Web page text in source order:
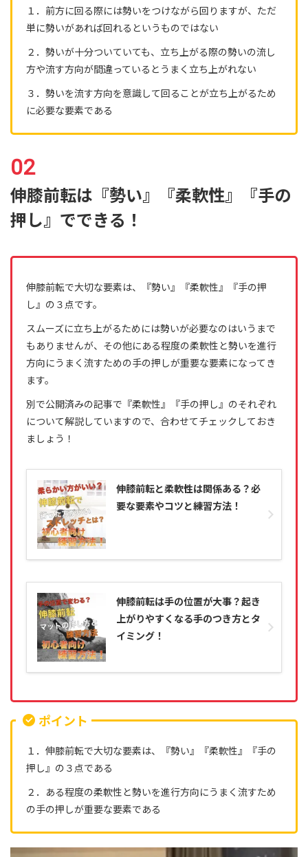
１．前方に回る際には勢いをつけながら回りますが、ただ
単に勢いがあれば回れるというものではない
２．勢いが十分ついていても、立ち上がる際の勢いの流し
方や流す方向が間違っているとうまく立ち上がれない
３．勢いを流す方向を意識して回ることが立ち上がるため
に必要な要素である
伸膝前転は『勢い』『柔軟性』『手の
押し』でできる！
伸膝前転で大切な要素は、『勢い』『柔軟性』『手の押
し』の３点です。
スムーズに立ち上がるためには勢いが必要なのはいうまで
もありませんが、その他にある程度の柔軟性と勢いを進行
方向にうまく流すための手の押しが重要な要素になってき
ます。
別で公開済みの記事で『柔軟性』『手の押し』のそれぞれ
について解説していますので、合わせてチェックしておき
ましょう！
伸膝前転と柔軟性は関係ある？必
要な要素やコツと練習方法！
伸膝前転は手の位置が大事？起き
上がりやすくなる手のつき方とタ
イミング！
ポイント
１．伸膝前転で大切な要素は、『勢い』『柔軟性』『手の
押し』の３点である
２．ある程度の柔軟性と勢いを進行方向にうまく流すため
の手の押しが重要な要素である